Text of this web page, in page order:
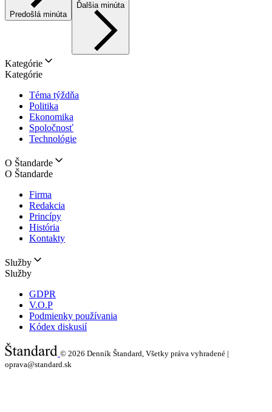
Predošlá minúta
Ďalšia minúta
Kategórie
Kategórie
Téma týždňa
Politika
Ekonomika
Spoločnosť
Technológie
O Štandarde
O Štandarde
Firma
Redakcia
Princípy
História
Kontakty
Služby
Služby
GDPR
V.O.P
Podmienky používania
Kódex diskusií
© 2026 Denník Štandard, Všetky práva vyhradené |
oprava@standard.sk